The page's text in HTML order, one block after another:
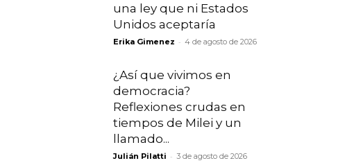
una ley que ni Estados
Unidos aceptaría
Erika Gimenez - 4 de agosto de 2026
¿Así que vivimos en
democracia?
Reflexiones crudas en
tiempos de Milei y un
llamado...
Julián Pilatti - 3 de agosto de 2026